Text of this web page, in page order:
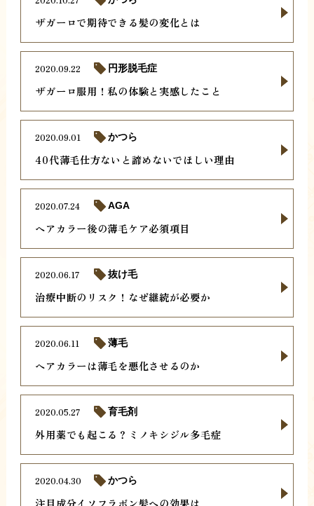
ザガーロで期待できる髪の変化とは
ザガーロ服用！私の体験と実感したこと
2020.09.22 円形脱毛症
40代薄毛仕方ないと諦めないでほしい理由
2020.09.01 かつら
ヘアカラー後の薄毛ケア必須項目
2020.07.24 AGA
治療中断のリスク！なぜ継続が必要か
2020.06.17 抜け毛
ヘアカラーは薄毛を悪化させるのか
2020.06.11 薄毛
外用薬でも起こる？ミノキシジル多毛症
2020.05.27 育毛剤
注目成分イソフラボン髪への効果は
2020.04.30 かつら